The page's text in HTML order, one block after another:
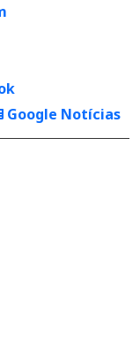
Google Notícias